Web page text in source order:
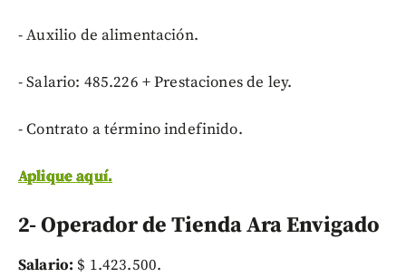
- Auxilio de alimentación.
- Salario: 485.226 + Prestaciones de ley.
- Contrato a término indefinido.
Aplique aquí.
2- Operador de Tienda Ara Envigado
Salario: $ 1.423.500.